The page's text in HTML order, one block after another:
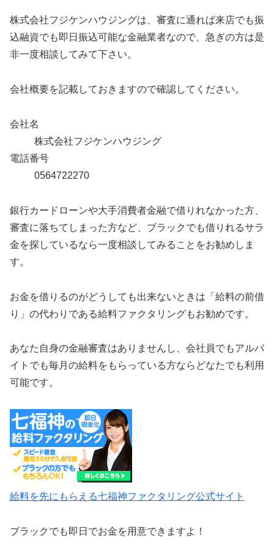
株式会社フジケンハウジングは、審査に通れば来店でも振
込融資でも即日振込可能な金融業者なので、急ぎの方は是
非一度相談してみて下さい。
会社概要を記載しておきますので確認してください。
会社名
株式会社フジケンハウジング
電話番号
0564722270
銀行カードローンや大手消費者金融で借りれなかった方、
審査に落ちてしまった方など、ブラックでも借りれるサラ
金を探しているなら一度相談してみることをお勧めしま
す。
お金を借りるのがどうしても出来ないときは「給料の前借
り」の代わりである給料ファクタリングもお勧めです。
あなた自身の金融審査はありませんし、会社員でもアルバ
イトでも毎月の給料をもらっている方ならどなたでも利用
可能です。
給料を先にもらえる七福神ファクタリング公式サイト
ブラックでも即日でお金を用意できますよ！